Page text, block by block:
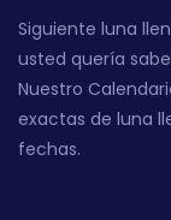
Siguiente luna
usted quería
Nuestro
exactas de luna
fechas.